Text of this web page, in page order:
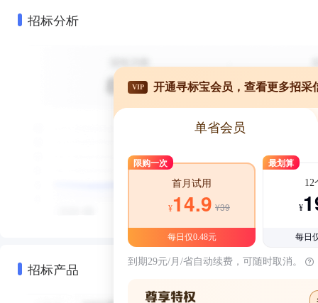
招标分析
招标产品
VIP 开通寻标宝会员，查看更多招采
单省会员
限购一次
首月试用
¥14.9 ¥39
每日仅0.48元
最划算
12
¥
每日
到期29元/月/省自动续费，可随时取消。